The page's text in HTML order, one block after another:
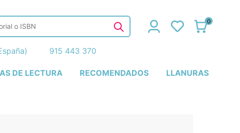
DE LECTURA RECOMENDADOS LLANURAS
0
915 443 370